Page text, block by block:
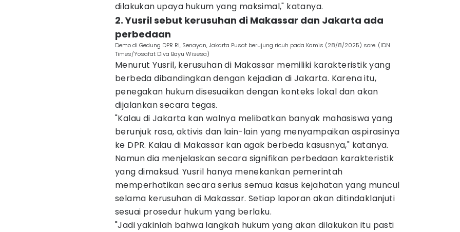
dilakukan upaya hukum yang maksimal," katanya.
2. Yusril sebut kerusuhan di Makassar dan Jakarta ada
perbedaan
Demo di Gedung DPR RI, Senayan, Jakarta Pusat berujung ricuh pada Kamis (28/8/2025) sore. (IDN
Times/Yosafat Diva Bayu Wisesa)
Menurut Yusril, kerusuhan di Makassar memiliki karakteristik yang
berbeda dibandingkan dengan kejadian di Jakarta. Karena itu,
penegakan hukum disesuaikan dengan konteks lokal dan akan
dijalankan secara tegas.
"Kalau di Jakarta kan walnya melibatkan banyak mahasiswa yang
berunjuk rasa, aktivis dan lain-lain yang menyampaikan aspirasinya
ke DPR. Kalau di Makassar kan agak berbeda kasusnya," katanya.
Namun dia menjelaskan secara signifikan perbedaan karakteristik
yang dimaksud. Yusril hanya menekankan pemerintah
memperhatikan secara serius semua kasus kejahatan yang muncul
selama kerusuhan di Makassar. Setiap laporan akan ditindaklanjuti
sesuai prosedur hukum yang berlaku.
"Jadi yakinlah bahwa langkah hukum yang akan dilakukan itu pasti